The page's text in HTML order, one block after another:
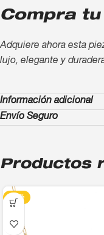
Compra
Adquiere ahora esta
lujo, elegante y
Información adicional
Envío Seguro
Productos
-13%